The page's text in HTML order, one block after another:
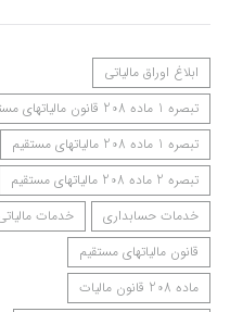
ابلاغ اوراق مالیاتی
تبصره 1 ماده 208 قانون مالیاتهای مستقیم
تبصره 1 ماده 208 مالیاتهای مستقیم
تبصره 2 ماده 208 مالیاتهای مستقیم
خدمات حسابداری
خدمات
قانون مالیاتهای مستقیم
ماده 208 قانون مالیات